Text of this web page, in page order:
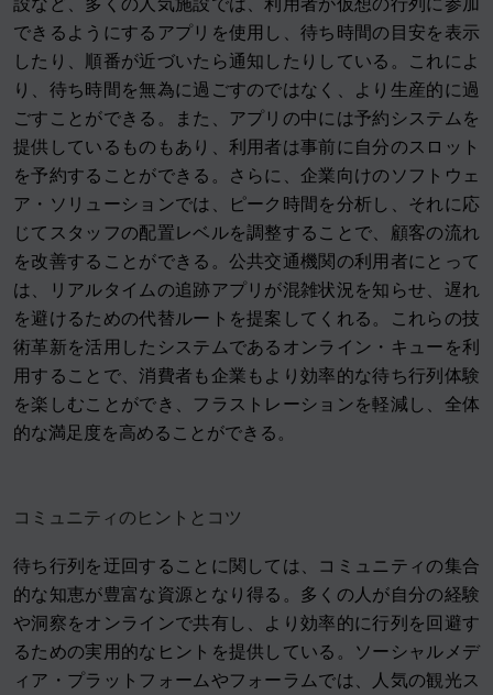
できるようにするアプリを使用し、待ち時間の目安を表示
したり、順番が近づいたら通知したりしている。これによ
り、待ち時間を無為に過ごすのではなく、より生産的に過
ごすことができる。また、アプリの中には予約システムを
提供しているものもあり、利用者は事前に自分のスロット
を予約することができる。さらに、企業向けのソフトウェ
ア・ソリューションでは、ピーク時間を分析し、それに応
じてスタッフの配置レベルを調整することで、顧客の流れ
を改善することができる。公共交通機関の利用者にとって
は、リアルタイムの追跡アプリが混雑状況を知らせ、遅れ
を避けるための代替ルートを提案してくれる。これらの技
術革新を活用したシステムであるオンライン・キューを利
用することで、消費者も企業もより効率的な待ち行列体験
を楽しむことができ、フラストレーションを軽減し、全体
的な満足度を高めることができる。
コミュニティのヒントとコツ
待ち行列を迂回することに関しては、コミュニティの集合
的な知恵が豊富な資源となり得る。多くの人が自分の経験
や洞察をオンラインで共有し、より効率的に行列を回避す
るための実用的なヒントを提供している。ソーシャルメデ
ィア・プラットフォームやフォーラムでは、人気の観光ス